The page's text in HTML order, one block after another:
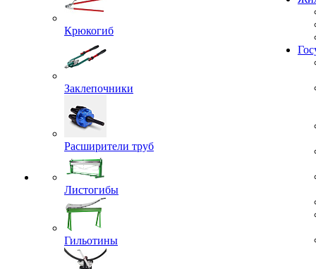
Крюкогиб
Заклепочники
Расширители труб
Листогибы
Гильотины